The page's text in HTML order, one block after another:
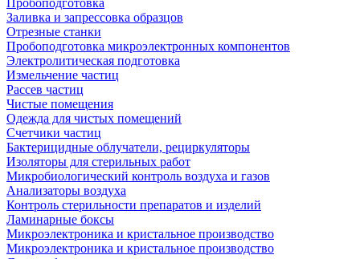
Пробоподготовка
Заливка и запрессовка образцов
Отрезные станки
Пробоподготовка микроэлектронных компонентов
Электролитическая подготовка
Измельчение частиц
Рассев частиц
Чистые помещения
Одежда для чистых помещений
Счетчики частиц
Бактерицидные облучатели, рециркуляторы
Изоляторы для стерильных работ
Микробиологический контроль воздуха и газов
Анализаторы воздуха
Контроль стерильности препаратов и изделий
Ламинарные боксы
Микроэлектроника и кристальное производство
Микроэлектроника и кристальное производство